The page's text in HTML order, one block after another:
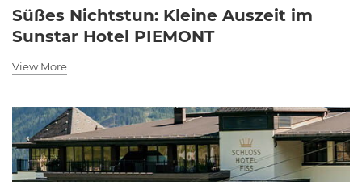
Süßes Nichtstun: Kleine Auszeit im
Sunstar Hotel PIEMONT
View More